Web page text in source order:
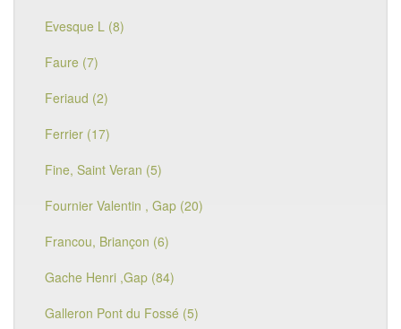
Evesque L (8)
Faure (7)
Feriaud (2)
Ferrier (17)
Fine, Saint Veran (5)
Fournier Valentin , Gap (20)
Francou, Briançon (6)
Gache Henri ,Gap (84)
Galleron Pont du Fossé (5)